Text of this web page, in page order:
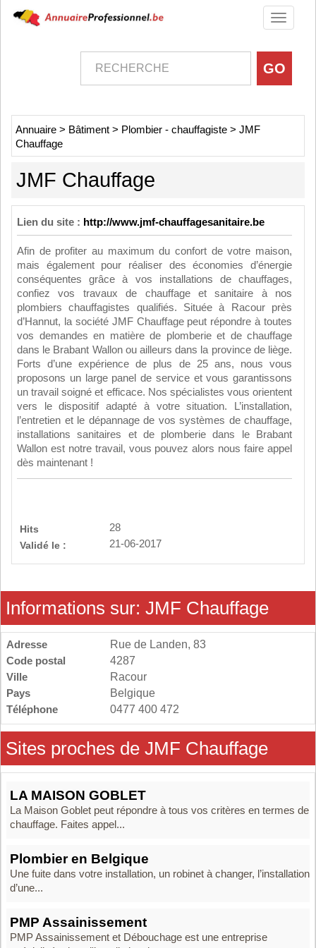
Toggle
Annuaire > Bâtiment > Plombier - chauffagiste > JMF
Chauffage
JMF Chauffage
Lien du site : http://www.jmf-chauffagesanitaire.be
Afin de profiter au maximum du confort de votre maison,
mais également pour réaliser des économies d’énergie
conséquentes grâce à vos installations de chauffages,
confiez vos travaux de chauffage et sanitaire à nos
plombiers chauffagistes qualifiés. Située à Racour près
d’Hannut, la société JMF Chauffage peut répondre à toutes
vos demandes en matière de plomberie et de chauffage
dans le Brabant Wallon ou ailleurs dans la province de liège.
Forts d’une expérience de plus de 25 ans, nous vous
proposons un large panel de service et vous garantissons
un travail soigné et efficace. Nos spécialistes vous orientent
vers le dispositif adapté à votre situation. L’installation,
l’entretien et le dépannage de vos systèmes de chauffage,
installations sanitaires et de plomberie dans le Brabant
Wallon est notre travail, vous pouvez alors nous faire appel
dès maintenant !
Hits
28
Validé le :
21-06-2017
Informations sur: JMF Chauffage
Adresse
Rue de Landen, 83
Code postal
4287
Ville
Racour
Pays
Belgique
Téléphone
0477 400 472
Sites proches de JMF Chauffage
LA MAISON GOBLET
La Maison Goblet peut répondre à tous vos critères en termes de
chauffage. Faites appel...
Plombier en Belgique
Une fuite dans votre installation, un robinet à changer, l’installation
d’une...
PMP Assainissement
PMP Assainissement et Débouchage est une entreprise